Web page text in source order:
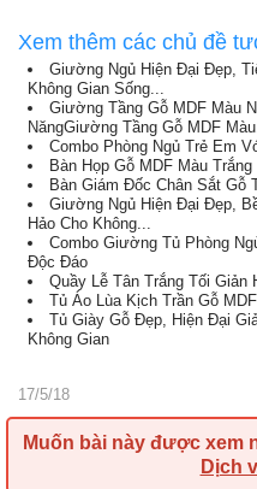
Xem thêm các chủ đề
Giường Ngủ Hiện Đại Đẹp,
Không Gian Sống...
Giường Tầng Gỗ MDF Màu
NăngGiường Tầng Gỗ MDF
Combo Phòng Ngủ Trẻ Em
Bàn Họp Gỗ MDF Màu
Bàn Giám Đốc Chân Sắt Gỗ
Giường Ngủ Hiện Đại Đẹp,
Hảo Cho Không...
Combo Giường Tủ Phòng
Độc Đáo
Quầy Lễ Tân Trắng Tối Giản
Tủ Áo Lùa Kịch Trần Gỗ
Tủ Giày Gỗ Đẹp, Hiện Đại
Không Gian
17/5/18
Muốn bài này được xem
Dịch